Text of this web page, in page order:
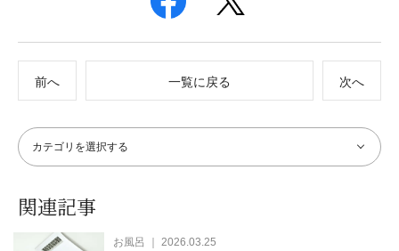
前へ 一覧に戻る 次へ
関連記事
お風呂 ｜ 2026.03.25